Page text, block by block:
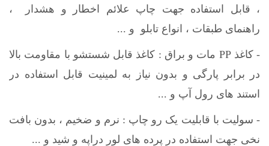
، قابل استفاده جهت چاپ علائم اخطار و هشدار ،
راهنمای طبقات ، انواع تابلو و ...
- کاغذ PP مات و براق : کاغذ قابل شستشو با مقاومت بالا
در برابر پارگی و بدون نیاز به لمینیت قابل استفاده در
استند های رول آپ و ...
- سولیت با قابلیت یک رو چاپ : نرم و ضخیم ، بدون بافت
نخی جهت استفاده در پرده های لور دراپه و شید و ...